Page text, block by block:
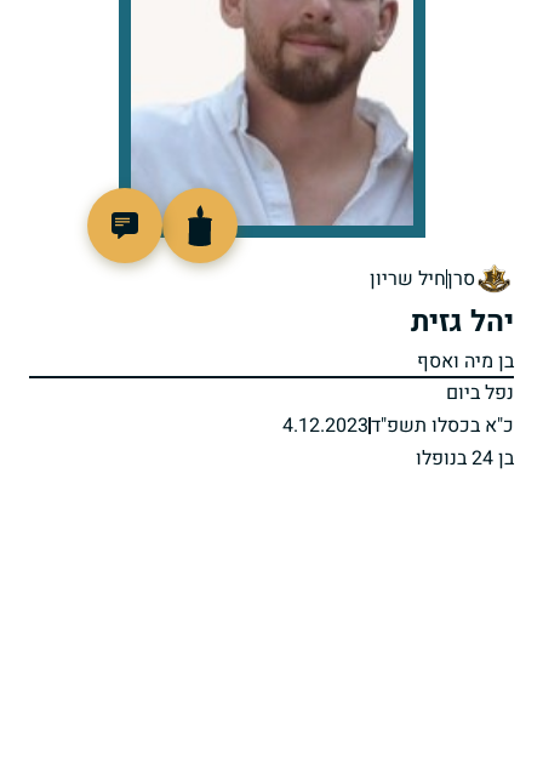
סרןחיל שריון
יהל גזית
בן מיה ואסף
נפל ביום
כ"א בכסלו תשפ"ד4.12.2023
בן 24 בנופלו